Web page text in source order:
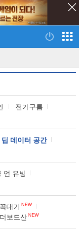
전기구름
딥 데이터 공간
언 유빙
대기 NEW
보드산 NEW